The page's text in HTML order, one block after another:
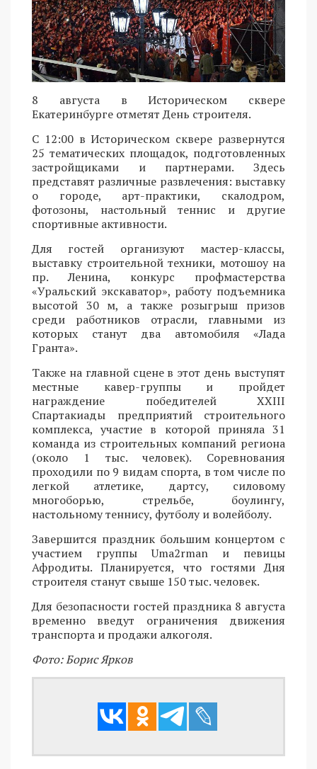
8 августа в Историческом сквере
Екатеринбурге отметят День строителя.
С 12:00 в Историческом сквере развернутся
25 тематических площадок, подготовленных
застройщиками и партнерами. Здесь
представят различные развлечения: выставку
о городе, арт-практики, скалодром,
фотозоны, настольный теннис и другие
спортивные активности.
Для гостей организуют мастер-классы,
выставку строительной техники, мотошоу на
пр. Ленина, конкурс профмастерства
«Уральский экскаватор», работу подъемника
высотой 30 м, а также розыгрыш призов
среди работников отрасли, главными из
которых станут два автомобиля «Лада
Гранта».
Также на главной сцене в этот день выступят
местные кавер-группы и пройдет
награждение победителей XXIII
Спартакиады предприятий строительного
комплекса, участие в которой приняла 31
команда из строительных компаний региона
(около 1 тыс. человек). Соревнования
проходили по 9 видам спорта, в том числе по
легкой атлетике, дартсу, силовому
многоборью, стрельбе, боулингу,
настольному теннису, футболу и волейболу.
Завершится праздник большим концертом с
участием группы Uma2rman и певицы
Афродиты. Планируется, что гостями Дня
строителя станут свыше 150 тыс. человек.
Для безопасности гостей праздника 8 августа
временно введут ограничения движения
транспорта и продажи алкоголя.
Фото: Борис Ярков